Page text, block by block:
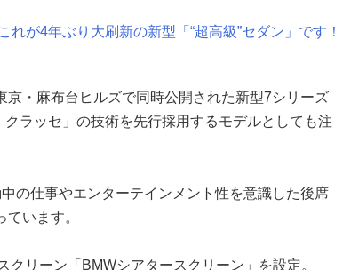
れが4年ぶり大刷新の新型「“超高級”セダン」です！
京・麻布台ヒルズで同時公開された新型7シリーズ
クラッセ」の技術を先行採用するモデルとしても注
の仕事やエンターテインメント性を意識した後席
います。
リーン「BMWシアタースクリーン」を設定。